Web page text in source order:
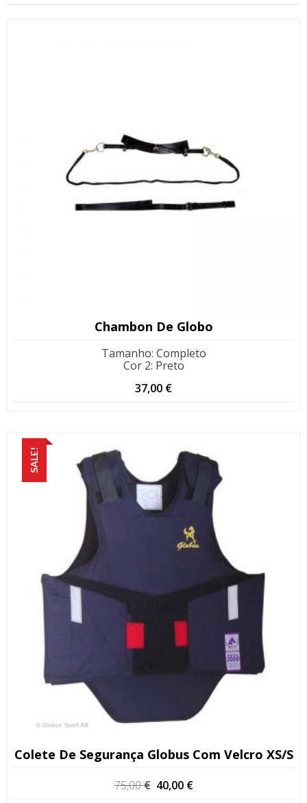
Chambon De Globo
Tamanho: Completo
Cor 2: Preto
37,00 €
SALE!
Colete De Segurança Globus Com Velcro XS/S
75,00€ O
40,00 €